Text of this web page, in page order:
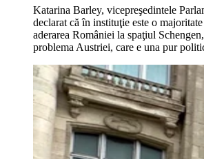
Katarina Barley, vicepreşedintele
declarat că în instituţie este o
aderarea României la spaţiul
problema Austriei, care e una pur